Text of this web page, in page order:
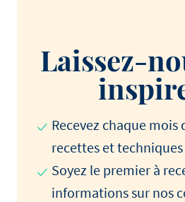
Laissez-
Recevez chaque mois
recettes et
Soyez le premier à
informations sur nos